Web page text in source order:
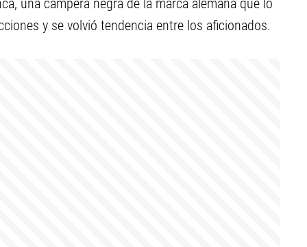
una campera negra de la marca alemana que lo
y se volvió tendencia entre los aficionados.